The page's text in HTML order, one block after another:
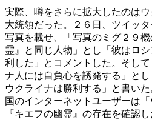
実際、噂をさらに拡大したのは
大統領だった。２６日、ツイッ
写真を載せ、「写真のミグ２９
霊』と同じ人物」とし「彼はロ
利した」とコメントした。そし
ナ人には自負心を誘発する」と
ウクライナは勝利する」と書い
国のインターネットユーザーは
『キエフの幽霊』の存在を確認